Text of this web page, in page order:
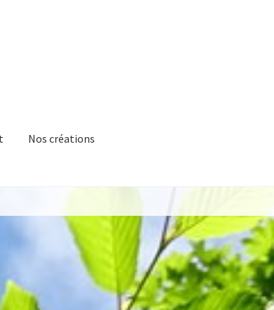
Nos créations